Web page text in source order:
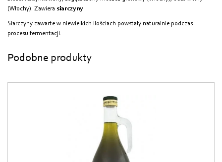
(Włochy). Zawiera siarczyny.
Siarczyny zawarte w niewielkich ilościach powstały naturalnie podczas
procesu fermentacji.
Podobne produkty